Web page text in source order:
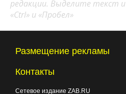
редакции. Выделите текст
«Ctrl» и «Пробел»
Размещение рекламы
Контакты
Сетевое издание ZAB.RU